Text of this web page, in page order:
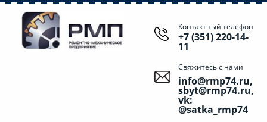
Контактный телефон
+7 (351) 220-14-
11
Свяжитесь с нами
info@rmp74.ru,
sbyt@rmp74.ru,
vk:
@satka_rmp74